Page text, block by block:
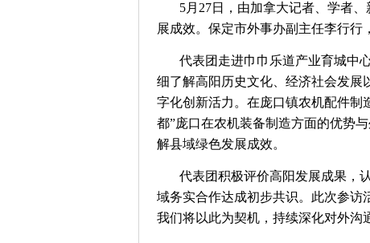
5月27日，由加拿大记者、学者
展成效。保定市外事办副主任李行行
代表团走进巾巾乐道产业育城中
细了解高阳历史文化、经济社会发展
字化创新活力。在庞口镇农机配件制
都”庞口在农机装备制造方面的优势
解县域绿色发展成效。
代表团积极评价高阳发展成果，
域务实合作达成初步共识。此次参访
我们将以此为契机，持续深化对外沟